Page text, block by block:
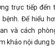
trực tiếp đến
Để hiểu
và cách
khảo nội dung